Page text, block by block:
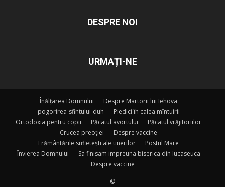
DESPRE NOI
URMAȚI-NE
Înălțarea Domnului
Despre Martorii lui Iehova
pogorirea-sfintului-duh
Piedici în calea mîntuirii
Ortodoxia pentru copii
Păcatul avortului
Păcatul vrăjitoriilor
Crucea preoției
Despre vaccine
Frământările sufletești ale tinerilor
Postul Mare
Învierea Domnului
Sa finisam impreuna biserica din lucaseuca
Despre vaccine
©